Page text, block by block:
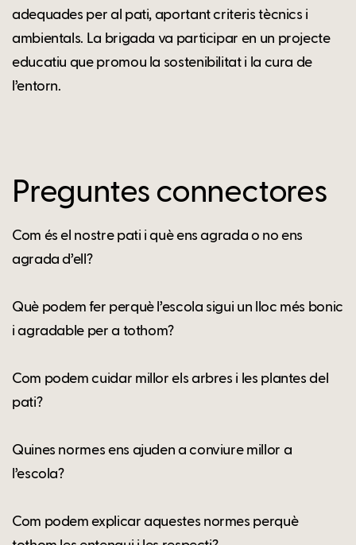
adequades per al pati, aportant criteris tècnics i
ambientals. La brigada va participar en un projecte
educatiu que promou la sostenibilitat i la cura de
l’entorn.
Preguntes connectores
Com és el nostre pati i què ens agrada o no ens
agrada d’ell?
Què podem fer perquè l’escola sigui un lloc més bonic
i agradable per a tothom?
Com podem cuidar millor els arbres i les plantes del
pati?
Quines normes ens ajuden a conviure millor a
l’escola?
Com podem explicar aquestes normes perquè